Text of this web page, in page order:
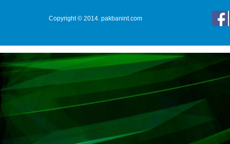
Copyright © 2014. pakbanint.com